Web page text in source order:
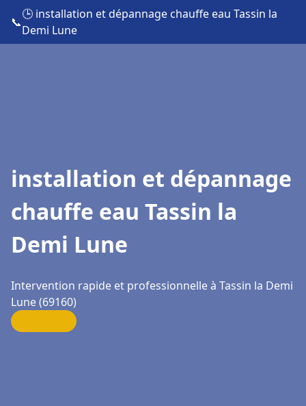
📞
🕒 installation et dépannage chauffe eau Tassin la
Demi Lune
installation et dépannage
chauffe eau Tassin la
Demi Lune
Intervention rapide et professionnelle à Tassin la Demi
Lune (69160)